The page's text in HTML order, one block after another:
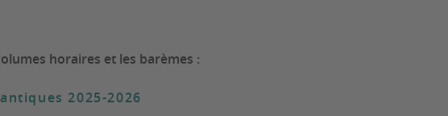
horaires et les barèmes :
2025-2026